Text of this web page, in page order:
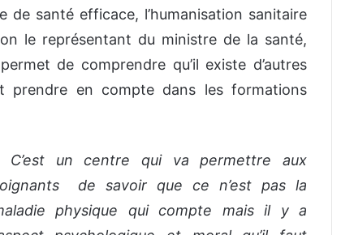
de santé efficace, l’humanisation sanitaire
le représentant du ministre de la santé,
de comprendre qu’il existe d’autres
prendre en compte dans les formations
C’est un centre qui va permettre aux
de savoir que ce n’est pas la
physique qui compte mais il y a